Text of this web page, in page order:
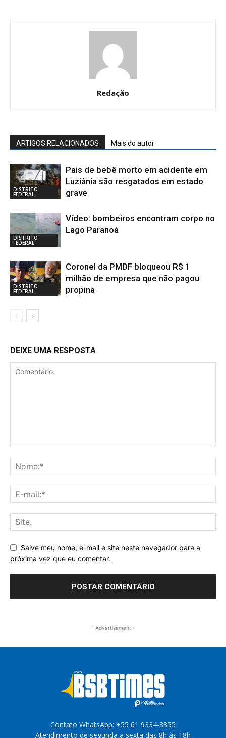
Redação
ARTIGOS RELACIONADOS Mais do autor
DISTRITO
FEDERAL
Pais de bebê morto em acidente em
Luziânia são resgatados em estado
grave
DISTRITO
FEDERAL
Vídeo: bombeiros encontram corpo no
Lago Paranoá
DISTRITO
FEDERAL
Coronel da PMDF bloqueou R$ 1
milhão de empresa que não pagou
propina
DEIXE UMA RESPOSTA
Salve meu nome, e-mail e site neste navegador para a
próxima vez que eu comentar.
- Advertisement -
Contato WhatsApp: +55 61 9334-8355
Atendimento de segunda a sexta das 8h às 18h